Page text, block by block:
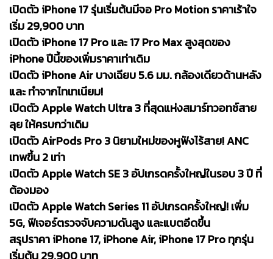
เปิดตัว iPhone 17 รุ่นเริ่มต้นมีจอ Pro Motion ราคาเร้าใจ
เริ่ม 29,900 บาท
เปิดตัว iPhone 17 Pro และ 17 Pro Max สูงสุดของ
iPhone ปีนี้ของเพิ่มราคาเท่าเดิม
เปิดตัว iPhone Air บางเฉียบ 5.6 มม. กล้องเดียวด้านหลัง
และ ทำจากไทเทเนียม!
เปิดตัว Apple Watch Ultra 3 ที่สุดแห่งสมาร์ทวอทช์สาย
ลุย ให้ครบกว่าเดิม
เปิดตัว AirPods Pro 3 นิยามใหม่ของหูฟังไร้สาย! ANC
เทพขึ้น 2 เท่า
เปิดตัว Apple Watch SE 3 อัปเกรดครั้งใหญ่ในรอบ 3 ปี ที่
ต้องมอง
เปิดตัว Apple Watch Series 11 อัปเกรดครั้งใหญ่! เพิ่ม
5G, ฟีเจอร์ตรวจจับความดันสูง และแบตอึดขึ้น
สรุปราคา iPhone 17, iPhone Air, iPhone 17 Pro ทุกรุ่น
เริ่มต้น 29,900 บาท